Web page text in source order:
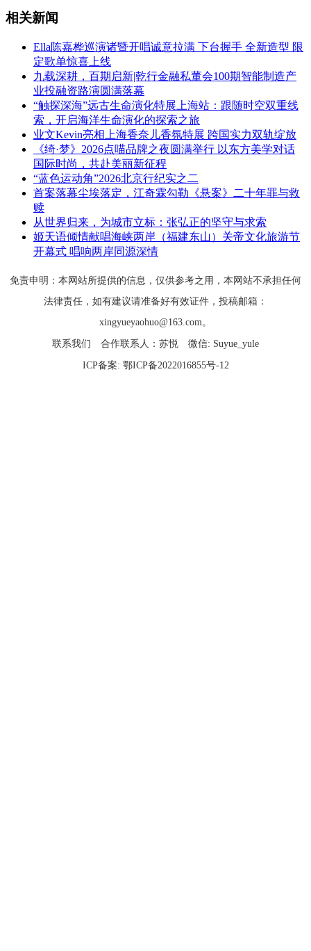
相关新闻
Ella陈嘉桦巡演诸暨开唱诚意拉满 下台握手 全新造型 限
定歌单惊喜上线
九载深耕，百期启新|乾行金融私董会100期智能制造产
业投融资路演圆满落幕
“触探深海”远古生命演化特展上海站：跟随时空双重线
索，开启海洋生命演化的探索之旅
业文Kevin亮相上海香奈儿香氛特展 跨国实力双轨绽放
《绮·梦》2026点喵品牌之夜圆满举行 以东方美学对话
国际时尚，共赴美丽新征程
“蓝色运动角”2026北京行纪实之二
首案落幕尘埃落定，江奇霖勾勒《悬案》二十年罪与救
赎
从世界归来，为城市立标：张弘正的坚守与求索
姬天语倾情献唱海峡两岸（福建东山）关帝文化旅游节
开幕式 唱响两岸同源深情
免责申明：本网站所提供的信息，仅供参考之用，本网站不承担任何
法律责任，如有建议请准备好有效证件，投稿邮箱：
xingyueyaohuo@163.com。
联系我们 合作联系人：苏悦 微信: Suyue_yule
ICP备案: 鄂ICP备2022016855号-12